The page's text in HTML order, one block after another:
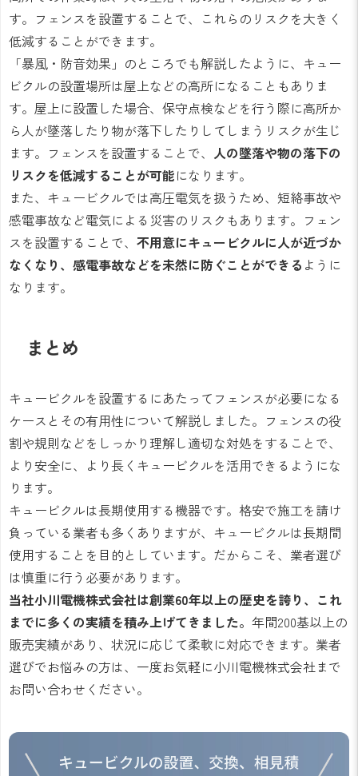
す。フェンスを設置することで、これらのリスクを大きく
低減することができます。
「暴風・防音効果」のところでも解説したように、キュー
ビクルの設置場所は屋上などの高所になることもありま
す。屋上に設置した場合、保守点検などを行う際に高所か
ら人が墜落したり物が落下したりしてしまうリスクが生じ
ます。フェンスを設置することで、 人の墜落や物の落下の
リスクを低減することが可能になります。
また、キュービクルでは高圧電気を扱うため、短絡事故や
感電事故など電気による災害のリスクもあります。フェン
スを設置することで、 不用意にキュービクルに人が近づか
なくなり、感電事故などを未然に防ぐことができる ように
なります。
まとめ
キュービクルを設置するにあたってフェンスが必要になる
ケースとその有用性について解説しました。フェンスの役
割や規則などをしっかり理解し適切な対処をすることで、
より安全に、より長くキュービクルを活用できるようにな
ります。
キュービクルは長期使用する機器です。格安で施工を請け
負っている業者も多くありますが、キュービクルは長期間
使用することを目的としています。だからこそ、業者選び
は慎重に行う必要があります。
当社小川電機株式会社は創業60年以上の歴史を誇り、これ
までに多くの実績を積み上げてきました。 年間200基以上の
販売実績があり、状況に応じて柔軟に対応できます。業者
選びでお悩みの方は、一度お気軽に小川電機株式会社まで
お問い合わせください。